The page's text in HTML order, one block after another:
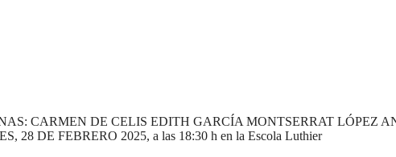
CARMEN DE CELIS EDITH GARCÍA MONTSERRAT LÓPEZ
DE FEBRERO 2025, a las 18:30 h en la Escola Luthier